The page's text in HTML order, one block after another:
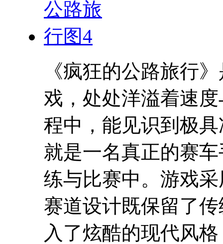
《疯狂的公路旅行
戏，处处洋溢着速
程中，能见识到极
就是一名真正的赛
练与比赛中。游戏
赛道设计既保留了
入了炫酷的现代风